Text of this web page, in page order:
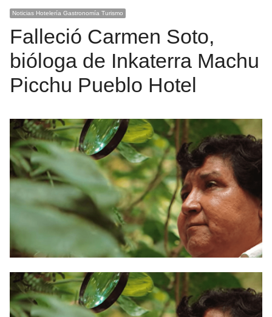
Noticias Hotelería Gastronomía Turismo
Falleció Carmen Soto,
bióloga de Inkaterra Machu
Picchu Pueblo Hotel